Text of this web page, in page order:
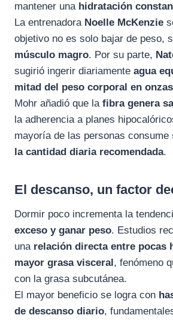
mantener una hidratación
La entrenadora Noelle McKenzie
objetivo no es solo bajar de peso,
músculo magro. Por su parte,
sugirió ingerir diariamente agua
mitad del peso corporal en onzas
Mohr añadió que la fibra genera
la adherencia a planes
mayoría de las personas consume
la cantidad diaria recomendada.
El descanso, un factor
Dormir poco incrementa la
exceso y ganar peso. Estudios
una relación directa entre pocas
mayor grasa visceral, fenómeno
con la grasa subcutánea.
El mayor beneficio se logra con
de descanso diario,